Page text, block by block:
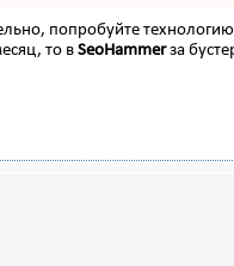
попробуйте технологию
то в SeoHammerза